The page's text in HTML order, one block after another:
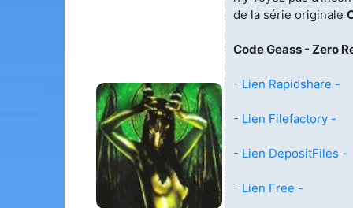
de la série originale
Code Geass - Zero
- Lien Rapidshare -
- Lien Filefactory -
- Lien DepositFiles -
- Lien Free -